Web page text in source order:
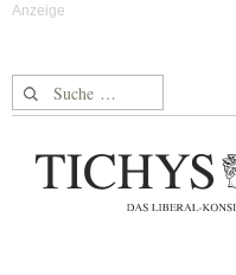
Suche nach: